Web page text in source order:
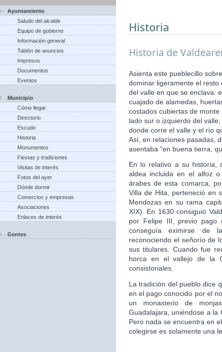
Ayuntamiento
Saludo del alcalde
Equipo de gobierno
Información general
Tablón de anuncios
Impresos
Documentos
Eventos
Municipio
Cómo llegar
Directorio
Escudo
Historia
Monumentos
Fiestas y tradiciones
Visitas de interés
Fotos del ayer
Dónde dormir
Comercios y empresas
Asociaciones
Enlaces de interés
Gentes
Historia
Historia de
Asienta este pueblecillo
dominar ligeramente el
del valle en que se enclava:
cuajado de alamedas,
costados cubiertas de
lado sur o izquierdo del
donde corre el valle y el río
Así, en relaciones pasadas,
asentaba "en buena tierra,
En lo relativo a su historia,
aldea incluida en el alfoz
árabes de esta comarca,
Villa de Hita, perteneció en
Mendozas en su rama
XIX). En 1630 consiguió
por Felipe III, previo pago
conseguía eximirse de
reconociendo el señorío de
sus titulares. Cuando fue
horca en el vallejo de la
consistoriales.
La tradición del pueblo dice
en el pago conocido por el
un monasterio de
Guadalajara, uniéndose a la
Pero nada se encuentra en
colegirse es solamente una